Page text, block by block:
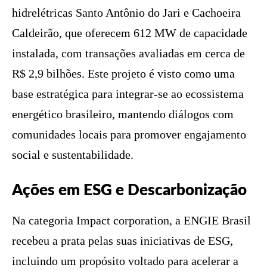
hidrelétricas Santo Antônio do Jari e Cachoeira
Caldeirão, que oferecem 612 MW de capacidade
instalada, com transações avaliadas em cerca de
R$ 2,9 bilhões. Este projeto é visto como uma
base estratégica para integrar-se ao ecossistema
energético brasileiro, mantendo diálogos com
comunidades locais para promover engajamento
social e sustentabilidade.
Ações em ESG e Descarbonização
Na categoria Impact corporation, a ENGIE Brasil
recebeu a prata pelas suas iniciativas de ESG,
incluindo um propósito voltado para acelerar a